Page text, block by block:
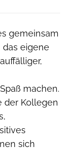
gemeinsam
eigene
machen.
der Kollegen
sich